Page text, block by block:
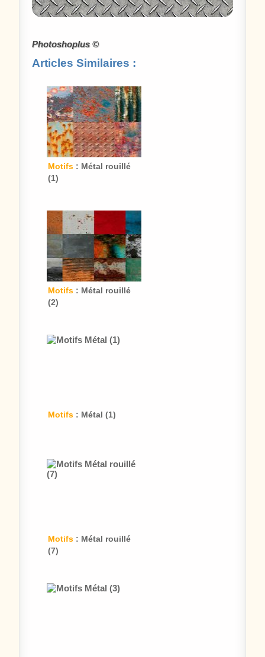
Photoshoplus ©
Articles Similaires :
Motifs : Métal rouillé
(1)
Motifs : Métal rouillé
(2)
Motifs : Métal (1)
Motifs : Métal rouillé
(7)